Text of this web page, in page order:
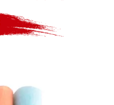
Marco de rodillo de pintura de hilo de jaula de 9 pulgadas